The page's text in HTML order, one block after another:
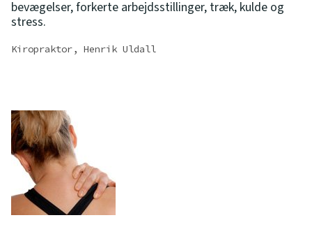
bevægelser, forkerte arbejdsstillinger, træk, kulde og
stress.
Kiropraktor, Henrik Uldall